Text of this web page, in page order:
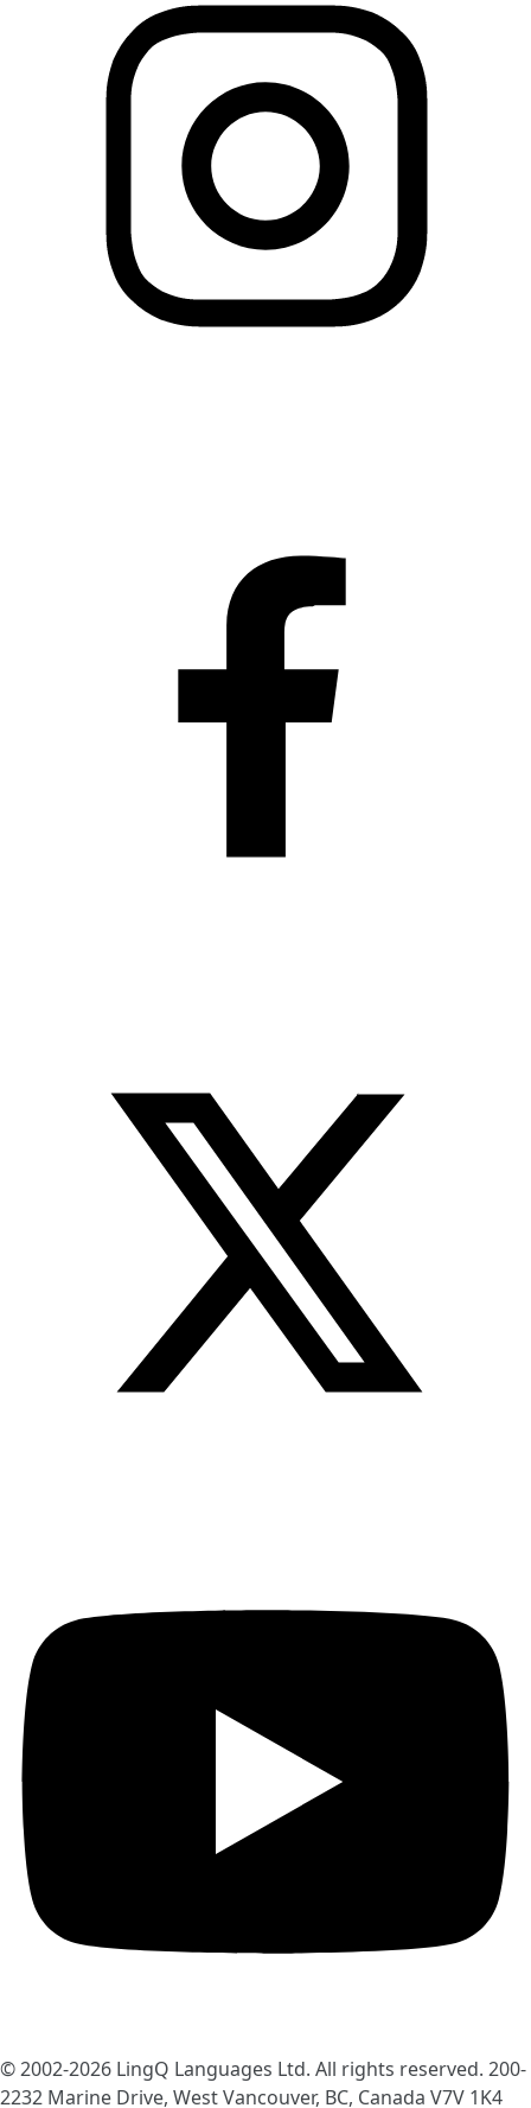
© 2002-2026 LingQ Languages Ltd. All rights reserved. 200-
2232 Marine Drive, West Vancouver, BC, Canada V7V 1K4